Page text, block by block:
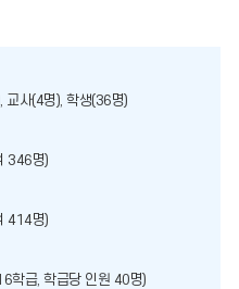
교사(4명), 학생(36명)
346명)
414명)
학급, 학급당 인원 40명)